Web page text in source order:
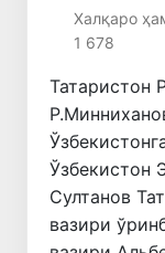
Халқаро
1 678
Татаристон
Ўзбекистон
Султанов
вазири